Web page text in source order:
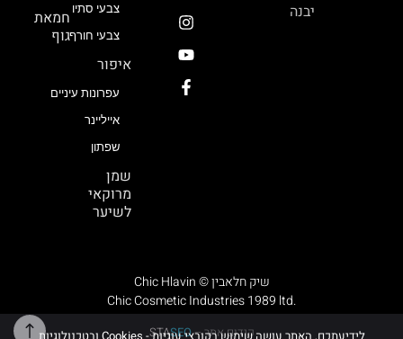
יבנה
צבעי סתיו
צבעי חורף
איפור
עפרונות עיניים
אייליינר
שפתון
שמן
מרוקאי
לשיער
חמאת
גוף
Chic Hlavin © שיק חלאבין
Chic Cosmetic Industries 1989 ltd.
קידום אתר – STASEO